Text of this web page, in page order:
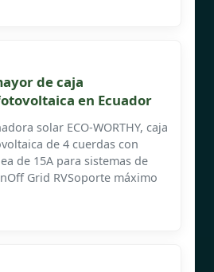
de caja
en Ecuador
solar ECO-WORTHY, caja
de 4 cuerdas con
de 15A para sistemas de
Grid RVSoporte máximo